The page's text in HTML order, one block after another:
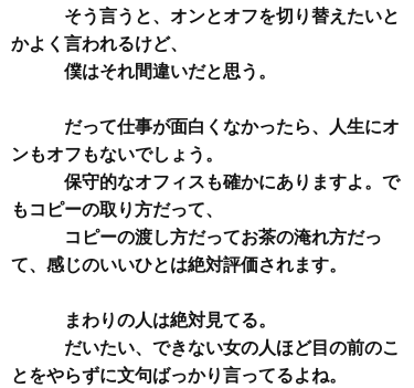
そう言うと、オンとオフを切り替えたいと
かよく言われるけど、
僕はそれ間違いだと思う。
だって仕事が面白くなかったら、人生にオ
ンもオフもないでしょう。
保守的なオフィスも確かにありますよ。で
もコピーの取り方だって、
コピーの渡し方だってお茶の淹れ方だっ
て、感じのいいひとは絶対評価されます。
まわりの人は絶対見てる。
だいたい、できない女の人ほど目の前のこ
とをやらずに文句ばっかり言ってるよね。